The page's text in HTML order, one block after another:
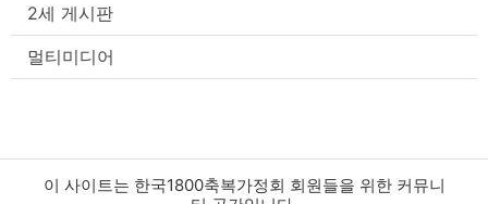
2세 게시판
멀티미디어
이 사이트는 한국1800축복가정회 회원들을 위한 커뮤니